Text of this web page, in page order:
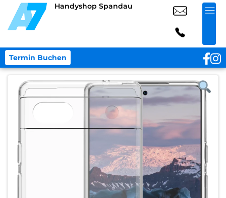
Handyshop Spandau
Termin Buchen